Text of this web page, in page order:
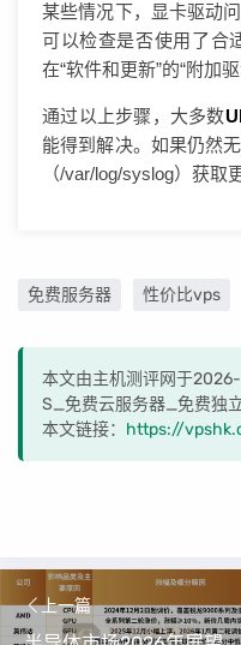
某些情况下，显卡驱动
可以检查是否使用了合
在“软件和更新”的“附加
通过以上步骤，大多数
能得到解决。如果仍然
（/var/log/syslog）获取
免费服务器 性价比vps
本文由主机测评网于
S_免费云服务器_免费独
本文链接： https://
上一篇